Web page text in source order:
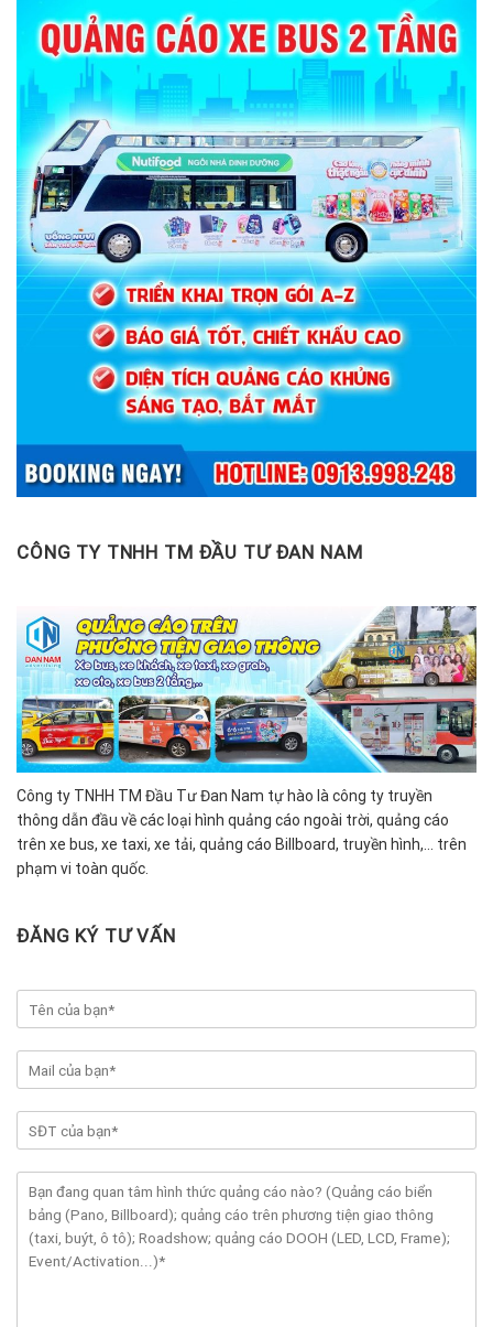
CÔNG TY TNHH TM ĐẦU TƯ ĐAN NAM
Công ty TNHH TM Đầu Tư Đan Nam tự hào là công ty truyền
thông dẫn đầu về các loại hình quảng cáo ngoài trời, quảng cáo
trên xe bus, xe taxi, xe tải, quảng cáo Billboard, truyền hình,… trên
phạm vi toàn quốc.
ĐĂNG KÝ TƯ VẤN